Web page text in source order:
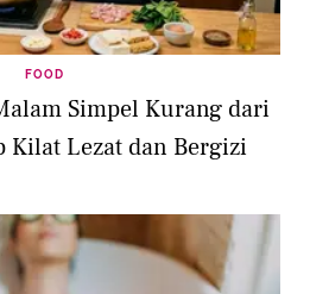
FOOD
Simpel Kurang dari
Kilat Lezat dan Bergizi